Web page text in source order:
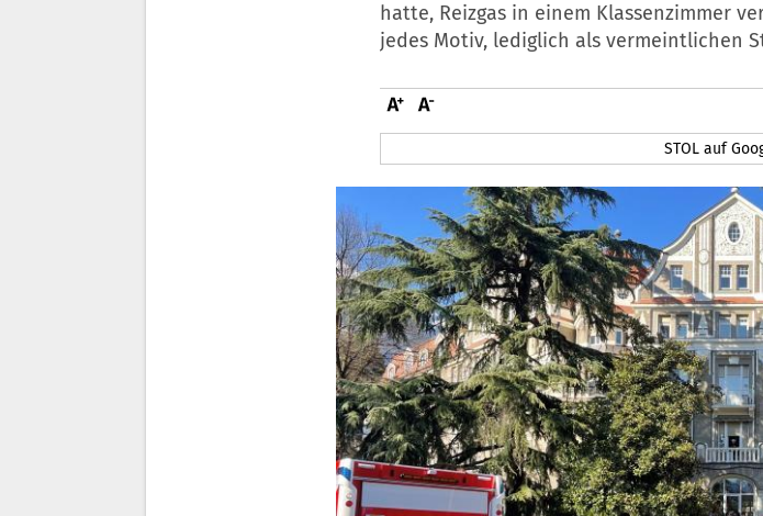
hatte, Reizgas in einem Klassenzimmer
jedes Motiv, lediglich als vermeintlichen
STOL auf